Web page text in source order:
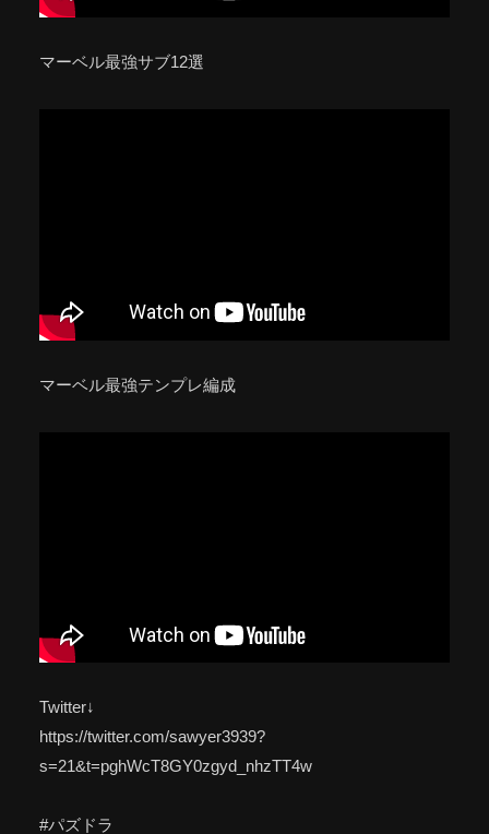
マーベル最強サブ12選
マーベル最強テンプレ編成
Twitter↓
https://twitter.com/sawyer3939?
s=21&t=pghWcT8GY0zgyd_nhzTT4w
#パズドラ